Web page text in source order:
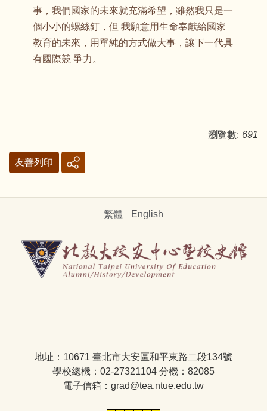
事，我們國家的未來就充滿希望，雖然我只是一
個小小的螺絲釘，但 我願意用生命奉獻給國家
教育的未來，用單純的方式做大事，讓下一代具
有國際競 爭力。
瀏覽數: 691
友善列印
繁體 English
地址：10671 臺北市大安區和平東路二段134號
學校總機：02-27321104 分機：82085
電子信箱：grad@tea.ntue.edu.tw